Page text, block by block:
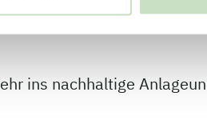
fehlender
ins nachhaltige